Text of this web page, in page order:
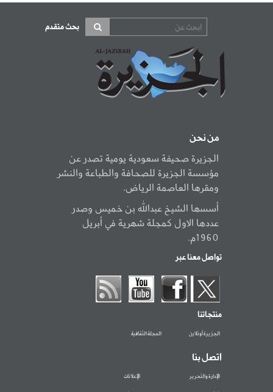
بحث متقدم
من نحن
الجزيرة صحيفة سعودية يومية تصدر عن
مؤسسة الجزيرة للصحافة والطباعة والنشر
ومقرها العاصمة الرياض.
أسسها الشيخ عبدالله بن خميس وصدر
عددها الاول كمجلة شهرية في أبريل
1960م.
تواصل معنا عبر
منتجاتنا
الجزيرة أونلاين المجلة الثقافية
اتصل بنا
الإدارة والتحرير الإعلانات